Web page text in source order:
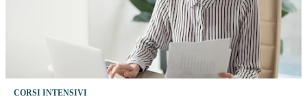
CORSI INTENSIVI